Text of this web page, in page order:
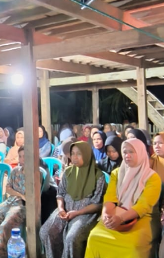
Menanti Penerus
Latemmamala
Di Politik | Juni 22, 2026